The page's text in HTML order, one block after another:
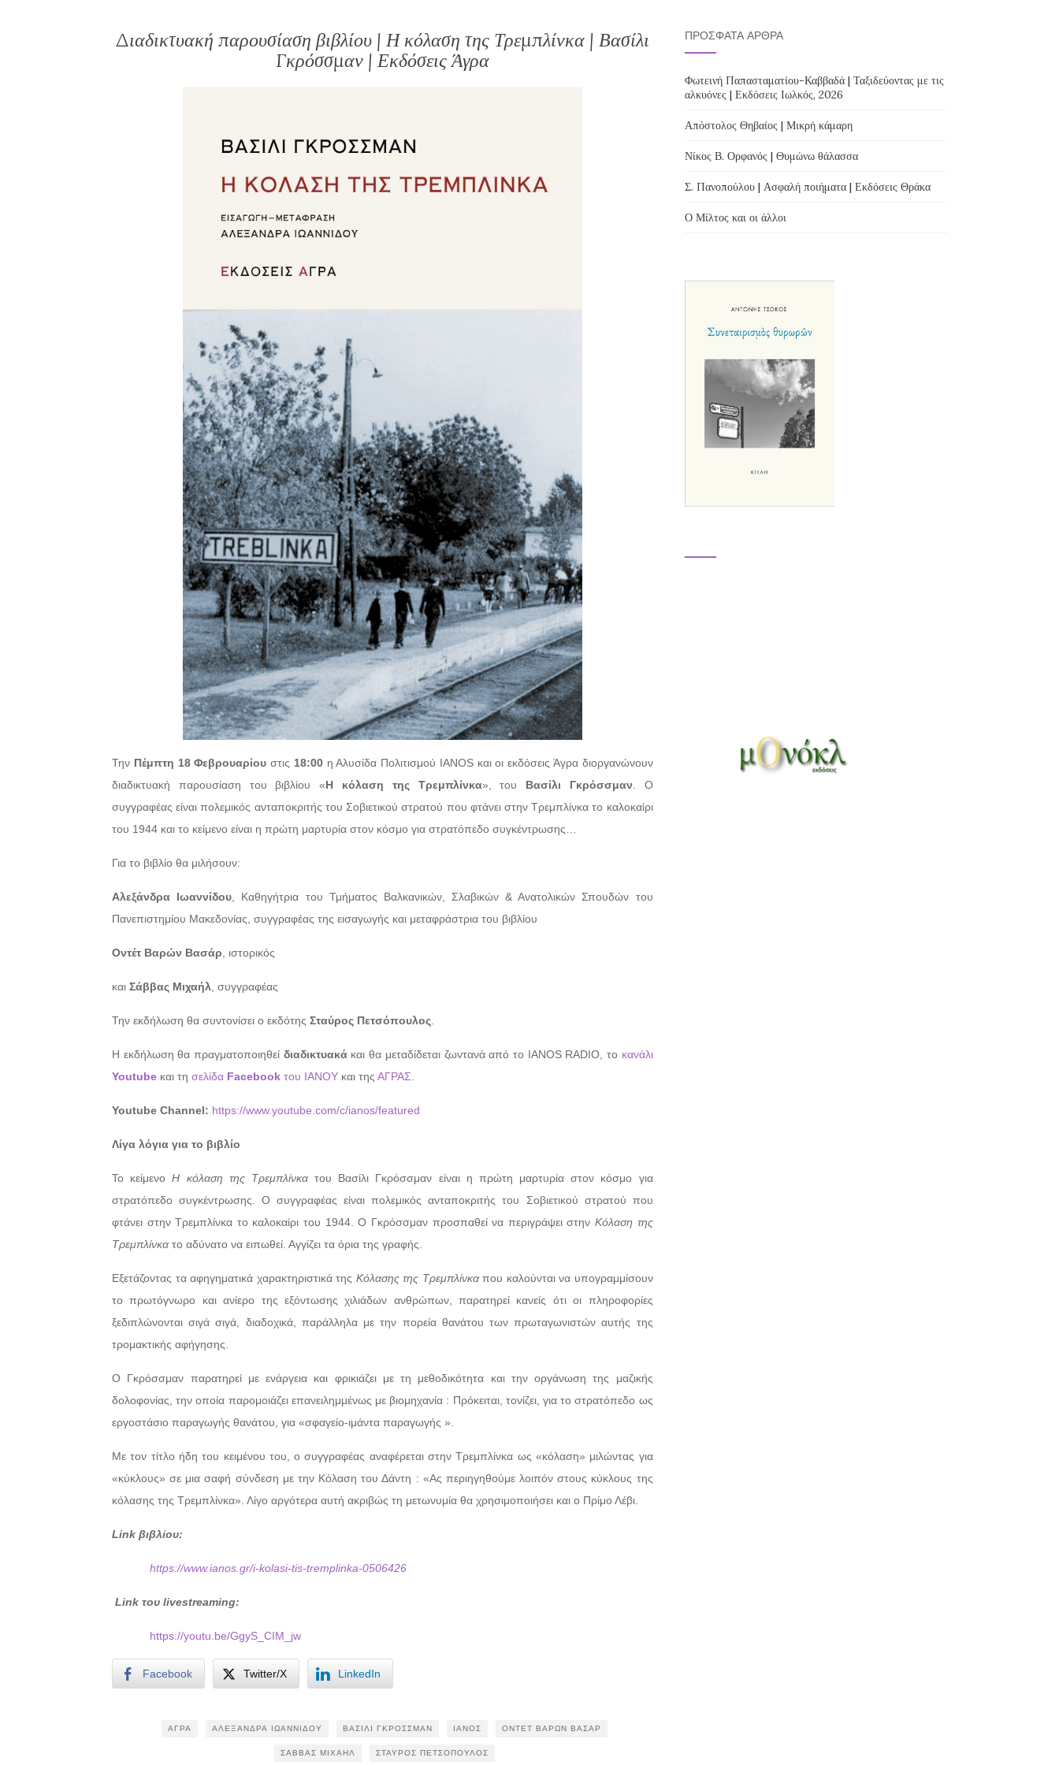
Διαδικτυακή παρουσίαση βιβλίου | Η κόλαση της Τρεμπλίνκα | Βασίλι
Γκρόσσμαν | Εκδόσεις Άγρα
Την Πέμπτη 18 Φεβρουαρίου στις 18:00η Αλυσίδα Πολιτισμού IANOS και οι εκδόσεις Άγρα διοργανώνουν
διαδικτυακή παρουσίαση του βιβλίου «Η κόλαση της Τρεμπλίνκα», του Βασίλι Γκρόσσμαν . Ο
συγγραφέας είναι πολεμικός ανταποκριτής του Σοβιετικού στρατού που φτάνει στην Τρεμπλίνκα το καλοκαίρι
του 1944 και το κείμενο είναι η πρώτη μαρτυρία στον κόσμο για στρατόπεδο συγκέντρωσης…
Για το βιβλίο θα μιλήσουν:
Αλεξάνδρα Ιωαννίδου , Καθηγήτρια του Τμήματος Βαλκανικών, Σλαβικών & Ανατολικών Σπουδών του
Πανεπιστημίου Μακεδονίας, συγγραφέας της εισαγωγής και μεταφράστρια του βιβλίου
Οντέτ Βαρών Βασάρ , ιστορικός
και Σάββας Μιχαήλ , συγγραφέας
Την εκδήλωση θα συντονίσει ο εκδότης Σταύρος Πετσόπουλος
Η εκδήλωση θα πραγματοποιηθεί διαδικτυακάκαι θα μεταδίδεται ζωντανά από το IANOS RADIO, το κανάλι
Youtube και τη σελίδα Facebook του ΙΑΝΟΥ και της ΑΓΡΑΣ
Youtube Channel: https://www.youtube.com/c/ianos/featured
Λίγα λόγια για το βιβλίο
Το κείμενοΗ κόλαση της Τρεμπλίνκατου Βασίλι Γκρόσσμαν είναι η πρώτη μαρτυρία στον κόσμο για
στρατόπεδο συγκέντρωσης. Ο συγγραφέας είναι πολεμικός ανταποκριτής του Σοβιετικού στρατού που
φτάνει στην Τρεμπλίνκα το καλοκαίρι του 1944. Ο Γκρόσσμαν προσπαθεί να περιγράψει στηνΚόλαση της
Τρεμπλίνκα το αδύνατο να ειπωθεί. Αγγίζει τα όρια της γραφής.
Εξετάζοντας τα αφηγηματικά χαρακτηριστικά της Κόλασης της Τρεμπλίνκαπου καλούνται να υπογραμμίσουν
το πρωτόγνωρο και ανίερο της εξόντωσης χιλιάδων ανθρώπων, παρατηρεί κανείς ότι οι πληροφορίες
ξεδιπλώνονται σιγά σιγά, διαδοχικά, παράλληλα με την πορεία θανάτου των πρωταγωνιστών αυτής της
τρομακτικής αφήγησης.
Ο Γκρόσσμαν παρατηρεί με ενάργεια και φρικιάζει με τη μεθοδικότητα και την οργάνωση της μαζικής
δολοφονίας, την οποία παρομοιάζει επανειλημμένως με βιομηχανία : Πρόκειται, τονίζει, για το στρατόπεδο ως
εργοστάσιο παραγωγής θανάτου, για «σφαγείο-ιμάντα παραγωγής ».
Με τον τίτλο ήδη του κειμένου του, ο συγγραφέας αναφέρεται στην Τρεμπλίνκα ως «κόλαση» μιλώντας για
«κύκλους» σε μια σαφή σύνδεση με την Κόλαση του Δάντη : «Ας περιηγηθούμε λοιπόν στους κύκλους της
κόλασης της Τρεμπλίνκα». Λίγο αργότερα αυτή ακριβώς τη μετωνυμία θα χρησιμοποιήσει και ο Πρίμο Λέβι.
Link βιβλίου:
https://www.ianos.gr/i-kolasi-tis-tremplinka-0506426
Link του livestreaming:
https://youtu.be/GgyS_CIM_jw
Facebook Twitter/X LinkedIn
ΆΓΡΑ ΑΛΕΞΆΝΔΡΑ ΙΩΑΝΝΊΔΟΥ ΒΑΣΊΛΙ ΓΚΡΌΣΣΜΑΝ ΙΑΝΌΣ ΟΝΤΈΤ ΒΑΡΏΝ ΒΑΣΆΡ
ΣΆΒΒΑΣ ΜΙΧΑΉΛ ΣΤΑΎΡΟΣ ΠΕΤΣΌΠΟΥΛΟΣ
ΠΡΌΣΦΑΤΑ ΆΡΘΡΑ
Φωτεινή Παπασταματίου-Καββαδά | Ταξιδεύοντας με τις
αλκυόνες | Εκδόσεις Ιωλκός, 2026
Απόστολος Θηβαίος | Μικρή κάμαρη
Νίκος Β. Ορφανός | Θυμώνω θάλασσα
Σ. Πανοπούλου | Ασφαλή ποιήματα | Εκδόσεις Θράκα
Ο Μίλτος και οι άλλοι